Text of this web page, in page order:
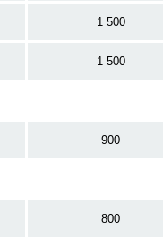
1 500
1 500
900
800